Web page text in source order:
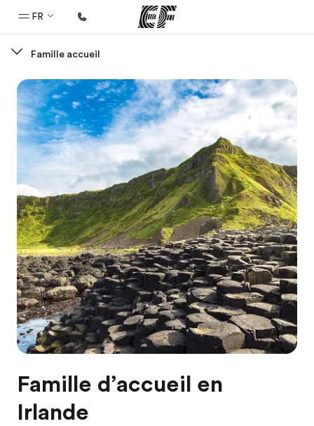
FR
Bienvenue chez EF
Programmes
Nos offres
Bureaux
Trouver un bureau
A propos de nous
Qui sommes-nous ?
EF recrute
Rejoignez nos équipes
Famille accueil
Famille d’accueil en
Irlande